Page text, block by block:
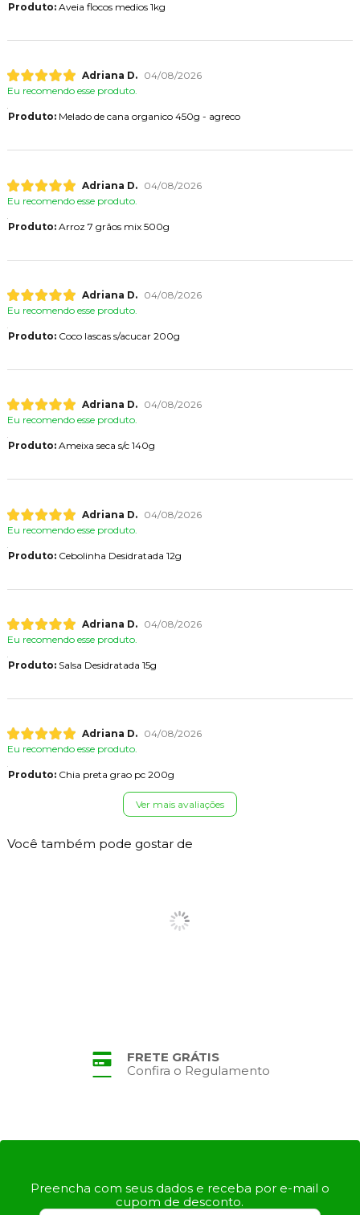
Produto:Aveia flocos medios 1kg
Adriana D.
04/08/2026
Eu recomendo esse produto.
Produto:Melado de cana organico 450g - agreco
Adriana D.
04/08/2026
Eu recomendo esse produto.
Produto:Arroz 7 grãos mix 500g
Adriana D.
04/08/2026
Eu recomendo esse produto.
Produto:Coco lascas s/acucar 200g
Adriana D.
04/08/2026
Eu recomendo esse produto.
Produto:Ameixa seca s/c 140g
Adriana D.
04/08/2026
Eu recomendo esse produto.
Produto:Cebolinha Desidratada 12g
Adriana D.
04/08/2026
Eu recomendo esse produto.
Produto:Salsa Desidratada 15g
Adriana D.
04/08/2026
Eu recomendo esse produto.
Produto:Chia preta grao pc 200g
Ver mais avaliações
Você também pode gostar de
FRETE GRÁTIS
Confira o Regulamento
Preencha com seus dados e receba por e-mail o
cupom de desconto.